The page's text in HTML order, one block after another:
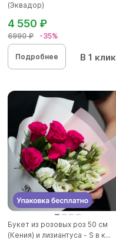
(Эквадор)
6990 ₽ -35%
4 550 ₽
Подробнее В 1 клик
Букет из розовых роз 50 см
(Кения) и лизиантуса - S в к...